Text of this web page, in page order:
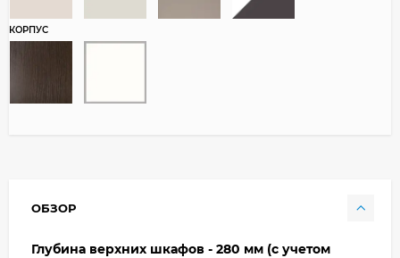
КОРПУС
ОБЗОР
Глубина верхних шкафов - 280 мм (с учетом